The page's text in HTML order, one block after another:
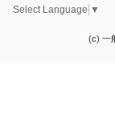
Select Language ▼
(c) 一